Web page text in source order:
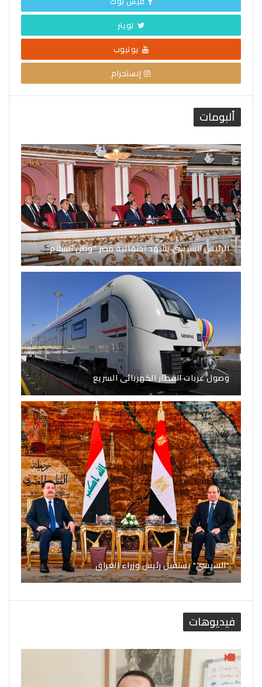
تويتر
يوتيوب
إنستجرام
ألبومات
الرئيس السيسي يشهد احتفالية مصر “وطن السلام”
وصول عربات القطار الكهربائى السريع
"السيسي" يستقبل رئيس وزراء العراق
فيديوهات